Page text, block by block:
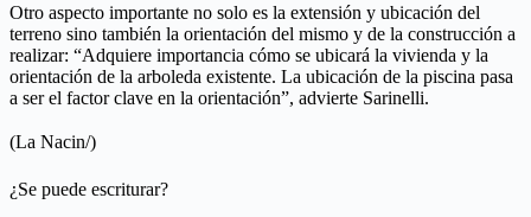
Otro aspecto importante no solo es la extensión y ubicación del
terreno sino también la orientación del mismo y de la construcción a
realizar: “Adquiere importancia cómo se ubicará la vivienda y la
orientación de la arboleda existente. La ubicación de la piscina pasa
a ser el factor clave en la orientación”, advierte Sarinelli.
(La Nacin/)
¿Se puede escriturar?